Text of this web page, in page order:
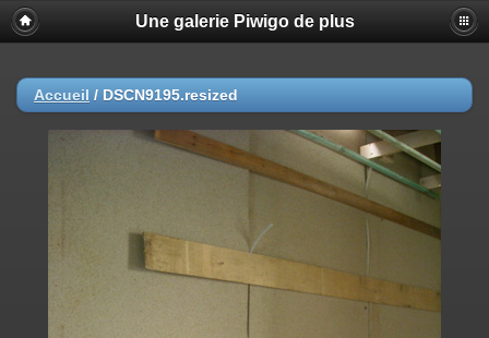
Une galerie Piwigo de plus
Accueil / DSCN9195.resized